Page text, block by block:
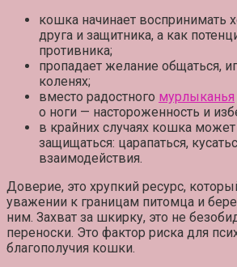
кошка начинает воспринимать
друга и защитника, а как
противника;
пропадает желание общаться,
коленях;
вместо радостного мурлыканья
о ноги — настороженность и
в крайних случаях кошка может
защищаться: царапаться,
взаимодействия.
Доверие, это хрупкий ресурс,
уважении к границам питомца и
ним. Захват за шкирку, это не
переноски. Это фактор риска для
благополучия кошки.